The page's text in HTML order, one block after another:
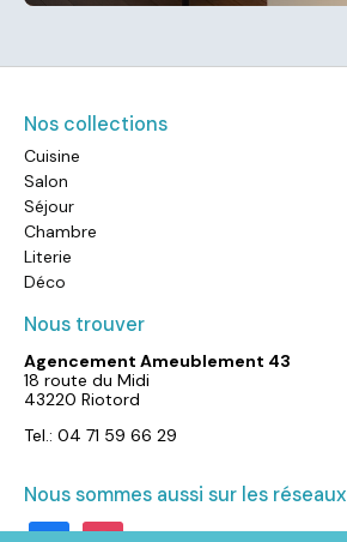
Nos collections
Cuisine
Salon
Séjour
Chambre
Literie
Déco
Nous trouver
Agencement Ameublement 43
18 route du Midi
43220 Riotord
Tel.: 04 71 59 66 29
Nous sommes aussi sur les réseaux
facebookinstagram